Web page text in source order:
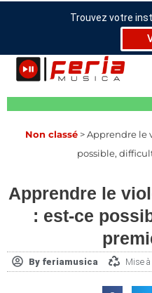
Aller
Trouvez votre
Non classé > Apprendre le
possible,
Apprendre le
: est-ce
By feriamusica Mise